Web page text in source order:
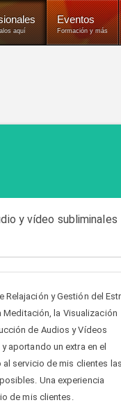
aquí
Eventos
Formación y más
y vídeo subliminales
y Gestión del
Meditación, la Visualización
de Audios y Vídeos
aportando un extra en el
servicio de mis clientes las
Una experiencia
de mis clientes.